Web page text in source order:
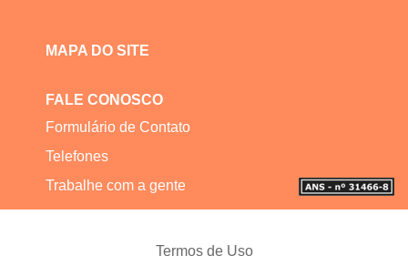
MAPA DO SITE
FALE CONOSCO
Formulário de Contato
Telefones
Trabalhe com a gente
Termos de Uso